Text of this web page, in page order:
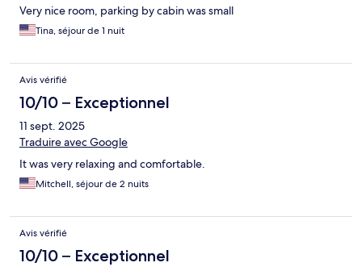
Very nice room, parking by cabin was small
Tina, séjour de 1 nuit
Avis vérifié
10/10 – Exceptionnel
11 sept. 2025
Traduire avec Google
It was very relaxing and comfortable.
Mitchell, séjour de 2 nuits
Avis vérifié
10/10 – Exceptionnel